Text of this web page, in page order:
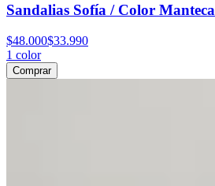
Sandalias Sofía / Color Manteca
$48.000$33.990
1 color
Comprar